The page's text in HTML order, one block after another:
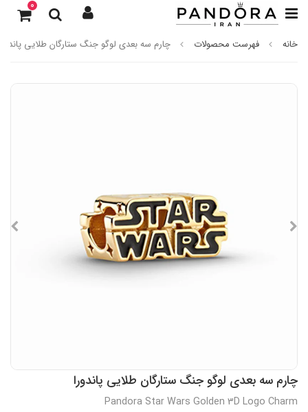
0
خانه فهرست محصولات چارم سه بعدی لوگو جنگ ستارگان طلایی
چارم سه بعدی لوگو جنگ ستارگان طلایی پاندورا
Pandora Star Wars Golden 3D Logo Charm